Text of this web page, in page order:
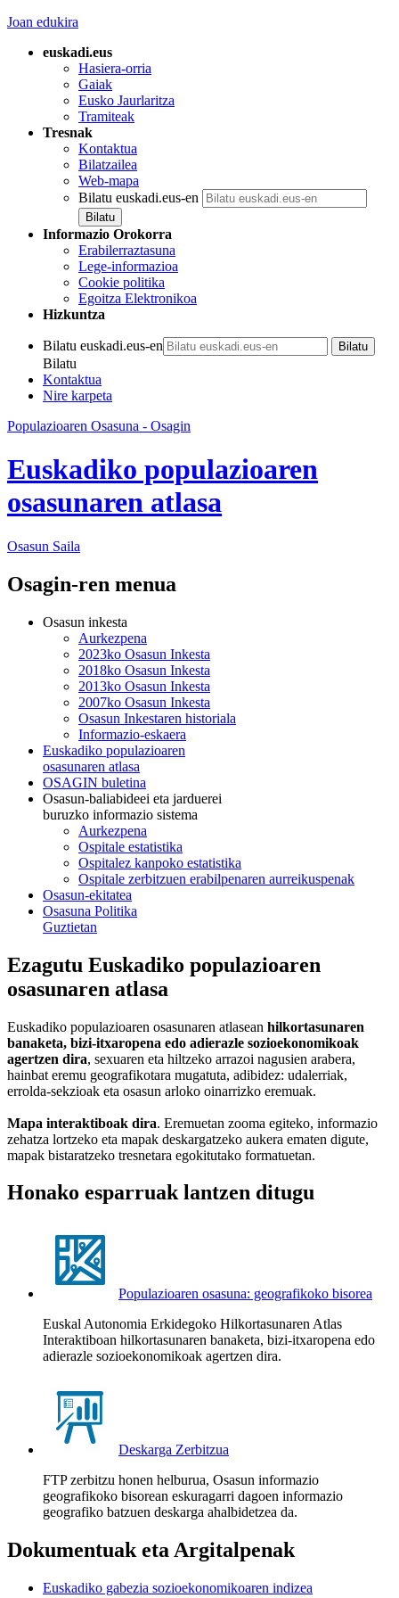
Joan edukira
euskadi.eus
Hasiera-orria
Gaiak
Eusko Jaurlaritza
Tramiteak
Tresnak
Kontaktua
Bilatzailea
Web-mapa
Bilatu euskadi.eus-en
Informazio Orokorra
Erabilerraztasuna
Lege-informazioa
Cookie politika
Egoitza Elektronikoa
Hizkuntza
Bilatu euskadi.eus-en
Bilatu
Kontaktua
Nire karpeta
Populazioaren Osasuna - Osagin
Euskadiko populazioaren
osasunaren atlasa
Osasun Saila
Osagin-ren menua
Osasun inkesta
Aurkezpena
2023ko Osasun Inkesta
2018ko Osasun Inkesta
2013ko Osasun Inkesta
2007ko Osasun Inkesta
Osasun Inkestaren historiala
Informazio-eskaera
Euskadiko populazioaren
osasunaren atlasa
OSAGIN buletina
Osasun-baliabideei eta jarduerei
buruzko informazio sistema
Aurkezpena
Ospitale estatistika
Ospitalez kanpoko estatistika
Ospitale zerbitzuen erabilpenaren aurreikuspenak
Osasun-ekitatea
Osasuna Politika
Guztietan
Ezagutu Euskadiko populazioaren
osasunaren atlasa
Euskadiko populazioaren osasunaren atlasean hilkortasunaren
banaketa, bizi-itxaropena edo adierazle sozioekonomikoak
agertzen dira, sexuaren eta hiltzeko arrazoi nagusien arabera,
hainbat eremu geografikotara mugatuta, adibidez: udalerriak,
errolda-sekzioak eta osasun arloko oinarrizko eremuak.
Mapa interaktiboak dira. Eremuetan zooma egiteko, informazio
zehatza lortzeko eta mapak deskargatzeko aukera ematen digute,
mapak bistaratzeko tresnetara egokitutako formatuetan.
Honako esparruak lantzen ditugu
Populazioaren osasuna: geografikoko bisorea
Euskal Autonomia Erkidegoko Hilkortasunaren Atlas
Interaktiboan hilkortasunaren banaketa, bizi-itxaropena edo
adierazle sozioekonomikoak agertzen dira.
Deskarga Zerbitzua
FTP zerbitzu honen helburua, Osasun informazio
geografikoko bisorean eskuragarri dagoen informazio
geografiko batzuen deskarga ahalbidetzea da.
Dokumentuak eta Argitalpenak
Euskadiko gabezia sozioekonomikoaren indizea